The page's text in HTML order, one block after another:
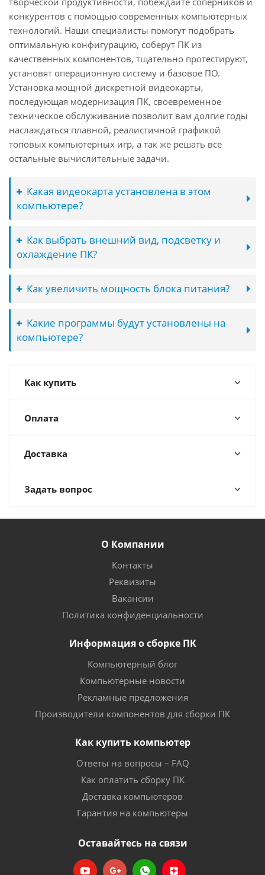
конкурентов с помощью современных компьютерных
технологий. Наши специалисты помогут подобрать
оптимальную конфигурацию, соберут ПК из
качественных компонентов, тщательно протестируют,
установят операционную систему и базовое ПО.
Установка мощной дискретной видеокарты,
последующая модернизация ПК, своевременное
техническое обслуживание позволит вам долгие годы
наслаждаться плавной, реалистичной графикой
топовых компьютерных игр, а так же решать все
остальные вычислительные задачи.
Какая видеокарта установлена в этом
компьютере?
Как выбрать внешний вид, подсветку и
охлаждение ПК?
Как увеличить мощность блока питания?
Какие программы будут установлены на
компьютере?
Как купить
Оплата
Доставка
Задать вопрос
О Компании
Контакты
Реквизиты
Вакансии
Политика конфиденциальности
Информация о сборке ПК
Компьютерный блог
Компьютерные новости
Рекламные предложения
Производители компонентов для сборки ПК
Как купить компьютер
Ответы на вопросы – FAQ
Как оплатить сборку ПК
Доставка компьютеров
Гарантия на компьютеры
Оставайтесь на связи